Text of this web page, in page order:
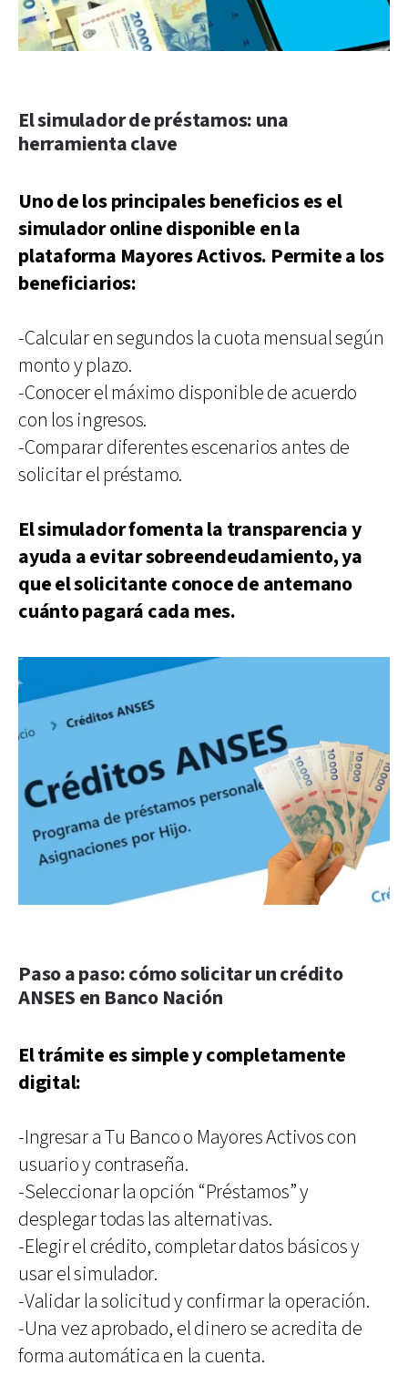
El simulador de préstamos: una
herramienta clave
Uno de los principales beneficios es el
simulador online disponible en la
plataforma Mayores Activos. Permite a los
beneficiarios:
-Calcular en segundos la cuota mensual según
monto y plazo.
-Conocer el máximo disponible de acuerdo
con los ingresos.
-Comparar diferentes escenarios antes de
solicitar el préstamo.
El simulador fomenta la transparencia y
ayuda a evitar sobreendeudamiento, ya
que el solicitante conoce de antemano
cuánto pagará cada mes.
Paso a paso: cómo solicitar un crédito
ANSES en Banco Nación
El trámite es simple y completamente
digital:
-Ingresar a Tu Banco o Mayores Activos con
usuario y contraseña.
-Seleccionar la opción “Préstamos” y
desplegar todas las alternativas.
-Elegir el crédito, completar datos básicos y
usar el simulador.
-Validar la solicitud y confirmar la operación.
-Una vez aprobado, el dinero se acredita de
forma automática en la cuenta.